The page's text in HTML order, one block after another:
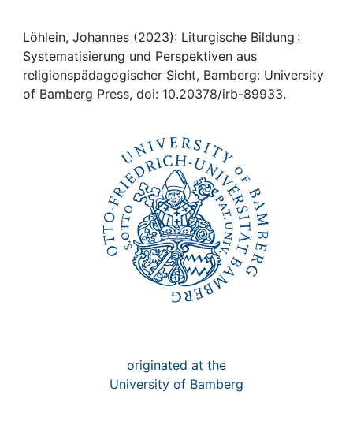
Awards
My FIS
Löhlein, Johannes (2023): Liturgische Bildung :
Systematisierung und Perspektiven aus
religionspädagogischer Sicht, Bamberg: University
of Bamberg Press, doi: 10.20378/irb-89933.
originated at the
University of Bamberg